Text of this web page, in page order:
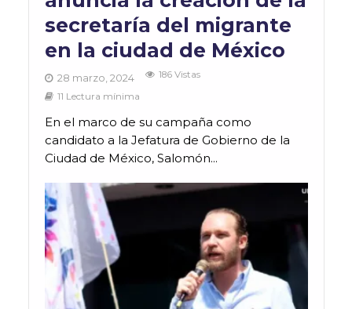
secretaría del migrante
en la ciudad de México
28 marzo, 2024
186 Vistas
11 Lectura mínima
En el marco de su campaña como
candidato a la Jefatura de Gobierno de la
Ciudad de México, Salomón...